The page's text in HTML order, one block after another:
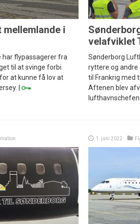
i
har flypassagerer fra
til at svinge forbi
at kunne få lov at
|
velafviklet
Sønderborg
ryttere og andre
til Frankrig med
Aftenen blev
lufthavnschefen.
1. juni 2022